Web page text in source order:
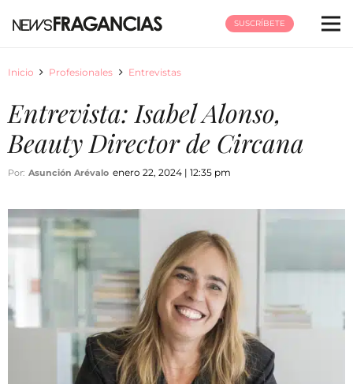
SUSCRÍBETE
Inicio Profesionales Entrevistas
Entrevista: Isabel Alonso,
Beauty Director de Circana
Por: Asunción Arévalo enero 22, 2024 | 12:35 pm